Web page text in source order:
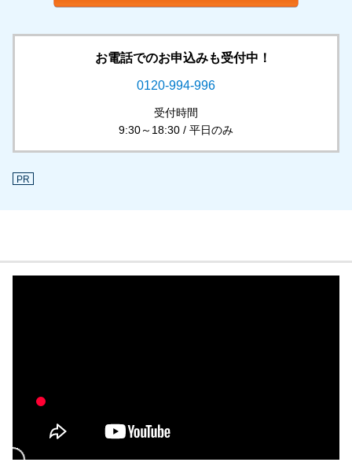
お電話でのお申込みも受付中！
0120-994-996
受付時間
9:30～18:30 / 平日のみ
PR